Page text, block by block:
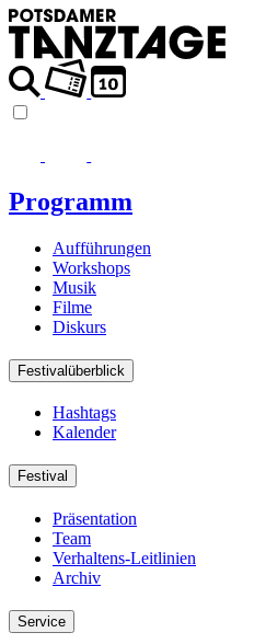
Programm
Aufführungen
Workshops
Musik
Filme
Diskurs
Festivalüberblick
Hashtags
Kalender
Festival
Präsentation
Team
Verhaltens-Leitlinien
Archiv
Service